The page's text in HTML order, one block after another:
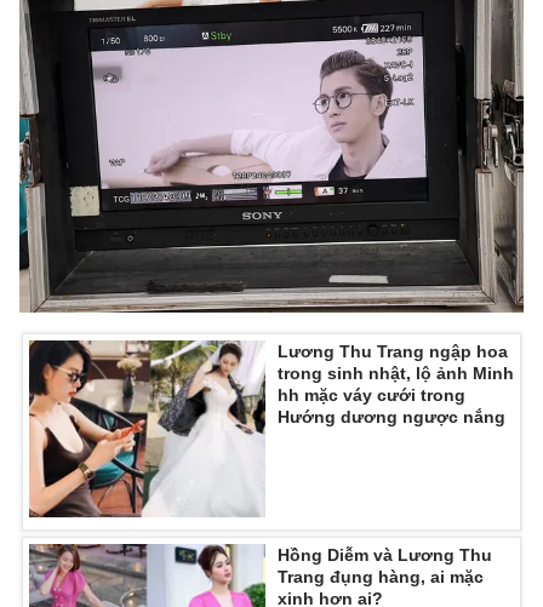
Lương Thu Trang ngập hoa
trong sinh nhật, lộ ảnh Minh
hh mặc váy cưới trong
Hướng dương ngược nắng
Hồng Diễm và Lương Thu
Trang đụng hàng, ai mặc
xinh hơn ai?